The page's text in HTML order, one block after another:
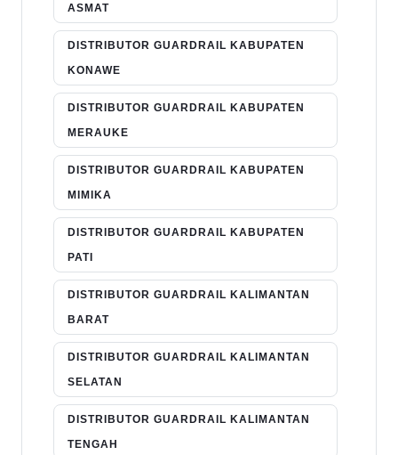
ASMAT
DISTRIBUTOR GUARDRAIL KABUPATEN
KONAWE
DISTRIBUTOR GUARDRAIL KABUPATEN
MERAUKE
DISTRIBUTOR GUARDRAIL KABUPATEN
MIMIKA
DISTRIBUTOR GUARDRAIL KABUPATEN
PATI
DISTRIBUTOR GUARDRAIL KALIMANTAN
BARAT
DISTRIBUTOR GUARDRAIL KALIMANTAN
SELATAN
DISTRIBUTOR GUARDRAIL KALIMANTAN
TENGAH